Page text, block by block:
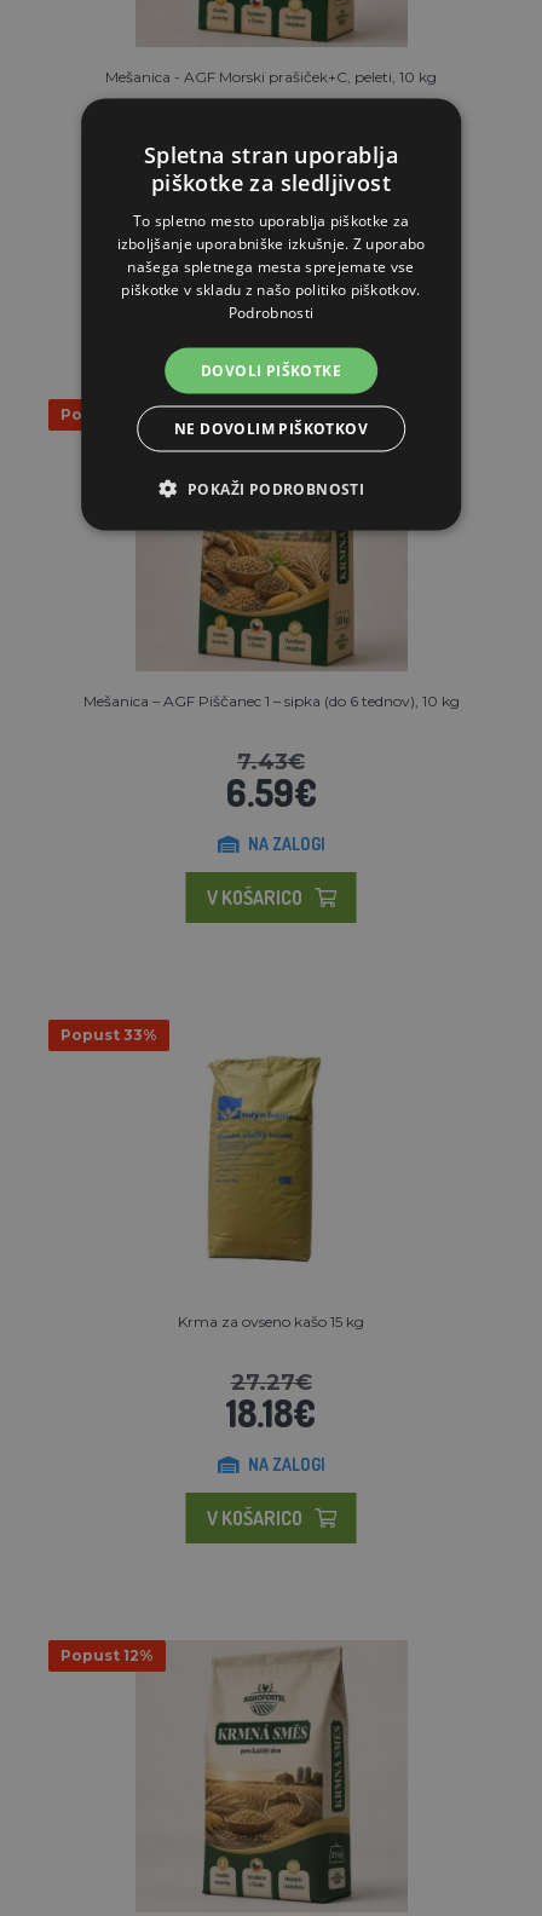
Mešanica - AGF Morski prašiček+C, peleti, 10 kg
8.20€
NA ZALOGI
V KOŠARICO
Popust 11%
Mešanica – AGF Piščanec 1 – sipka (do 6 tednov), 10 kg
7.43€
6.59€
NA ZALOGI
V KOŠARICO
Popust 33%
Krma za ovseno kašo 15 kg
27.27€
18.18€
NA ZALOGI
V KOŠARICO
Popust 12%
Spletna stran uporablja
piškotke za sledljivost
To spletno mesto uporablja piškotke za
izboljšanje uporabniške izkušnje. Z uporabo
našega spletnega mesta sprejemate vse
piškotke v skladu z našo politiko piškotkov.
Podrobnosti
DOVOLI PIŠKOTKE
NE DOVOLIM PIŠKOTKOV
POKAŽI PODROBNOSTI